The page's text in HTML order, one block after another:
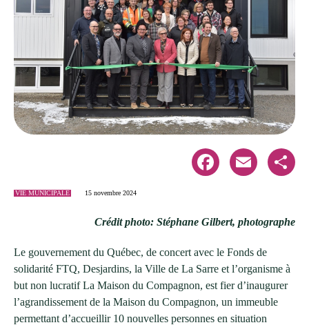
VIE MUNICIPALE 15 novembre 2024
Facebook Email Share
Crédit photo: Stéphane Gilbert, photographe
Le gouvernement du Québec, de concert avec le Fonds de
solidarité FTQ, Desjardins, la Ville de La Sarre et l’organisme à
but non lucratif La Maison du Compagnon, est fier d’inaugurer
l’agrandissement de la Maison du Compagnon, un immeuble
permettant d’accueillir 10 nouvelles personnes en situation